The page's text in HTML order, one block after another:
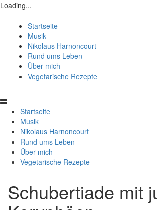
Loading...
Startseite
Musik
Nikolaus Harnoncourt
Rund ums Leben
Über mich
Vegetarische Rezepte
Startseite
Musik
Nikolaus Harnoncourt
Rund ums Leben
Über mich
Vegetarische Rezepte
Schubertiade mit